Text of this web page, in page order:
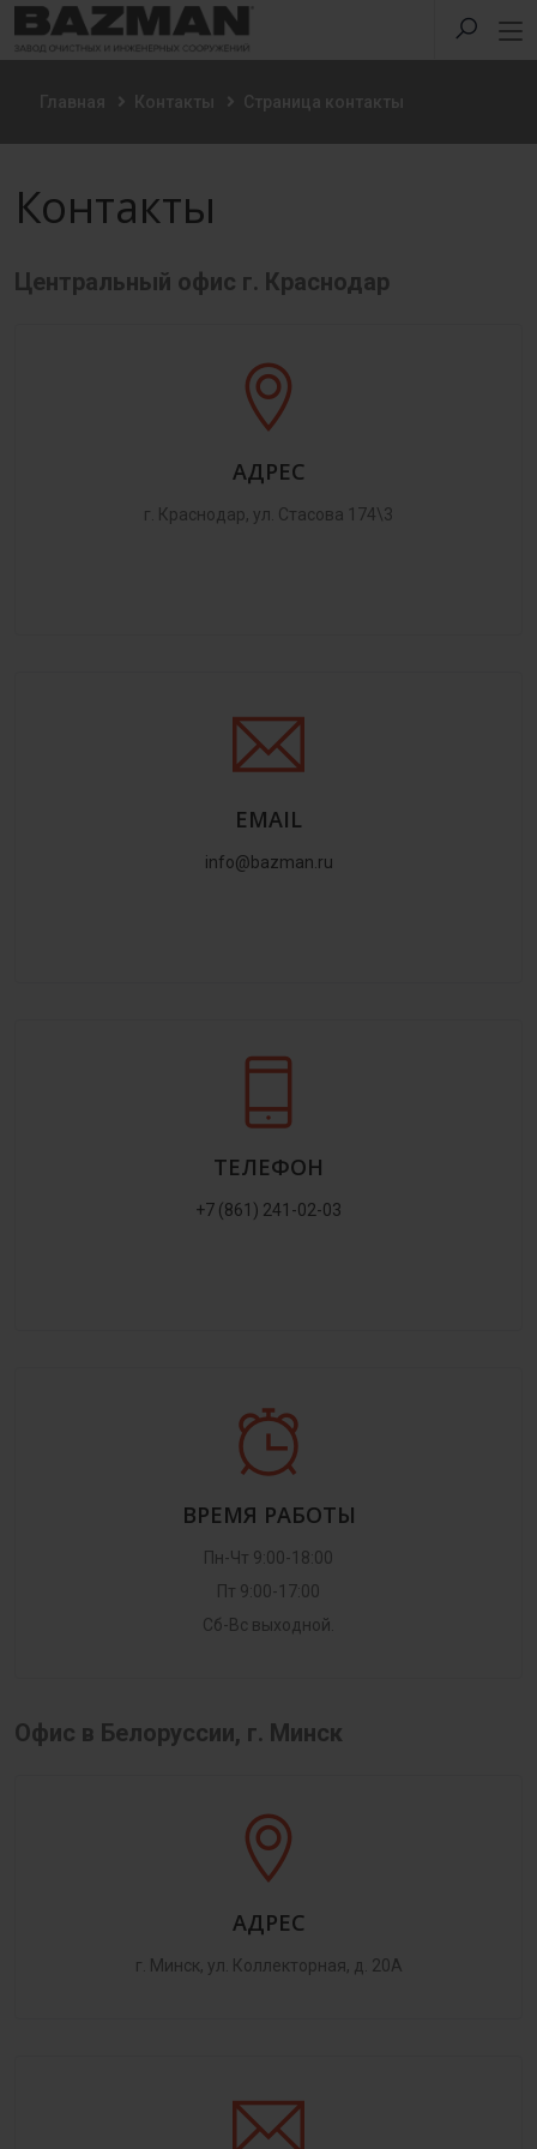
Главная Контакты Страница контакты
Контакты
Центральный офис г. Краснодар
АДРЕС
г. Краснодар, ул. Стасова 174\3
EMAIL
info@bazman.ru
ТЕЛЕФОН
+7 (861) 241-02-03
ВРЕМЯ РАБОТЫ
Пн-Чт 9:00-18:00
Пт 9:00-17:00
Сб-Вс выходной.
Офис в Белоруссии, г. Минск
АДРЕС
г. Минск, ул. Коллекторная, д. 20А